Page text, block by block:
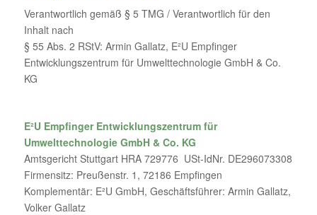
Verantwortlich gemäß § 5 TMG / Verantwortlich für den
Inhalt nach
§ 55 Abs. 2 RStV: Armin Gallatz, E²U Empfinger
Entwicklungszentrum für Umwelttechnologie GmbH & Co.
KG
E²U Empfinger Entwicklungszentrum für
Umwelttechnologie GmbH & Co. KG
Amtsgericht Stuttgart HRA 729776 USt-IdNr. DE296073308
Firmensitz: Preußenstr. 1, 72186 Empfingen
Komplementär: E²U GmbH, Geschäftsführer: Armin Gallatz,
Volker Gallatz